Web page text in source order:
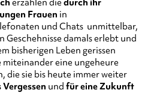
erzählen diedurch ihr
Frauen in
und Chats unmittelbar,
Geschehnisse damals erlebt und
bisherigen Leben gerissen
miteinander eine ungeheure
die sie bis heute immer weiter
und für eine Zukunft